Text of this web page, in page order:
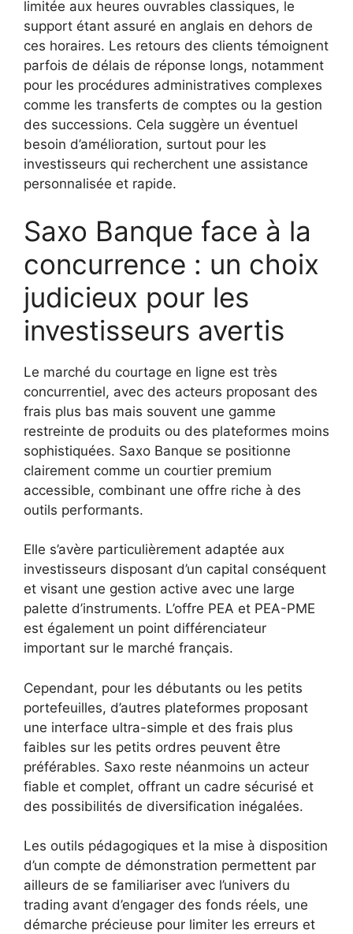
limitée aux heures ouvrables classiques, le
support étant assuré en anglais en dehors de
ces horaires. Les retours des clients témoignent
parfois de délais de réponse longs, notamment
pour les procédures administratives complexes
comme les transferts de comptes ou la gestion
des successions. Cela suggère un éventuel
besoin d’amélioration, surtout pour les
investisseurs qui recherchent une assistance
personnalisée et rapide.
Saxo Banque face à la
concurrence : un choix
judicieux pour les
investisseurs avertis
Le marché du courtage en ligne est très
concurrentiel, avec des acteurs proposant des
frais plus bas mais souvent une gamme
restreinte de produits ou des plateformes moins
sophistiquées. Saxo Banque se positionne
clairement comme un courtier premium
accessible, combinant une offre riche à des
outils performants.
Elle s’avère particulièrement adaptée aux
investisseurs disposant d’un capital conséquent
et visant une gestion active avec une large
palette d’instruments. L’offre PEA et PEA-PME
est également un point différenciateur
important sur le marché français.
Cependant, pour les débutants ou les petits
portefeuilles, d’autres plateformes proposant
une interface ultra-simple et des frais plus
faibles sur les petits ordres peuvent être
préférables. Saxo reste néanmoins un acteur
fiable et complet, offrant un cadre sécurisé et
des possibilités de diversification inégalées.
Les outils pédagogiques et la mise à disposition
d’un compte de démonstration permettent par
ailleurs de se familiariser avec l’univers du
trading avant d’engager des fonds réels, une
démarche précieuse pour limiter les erreurs et